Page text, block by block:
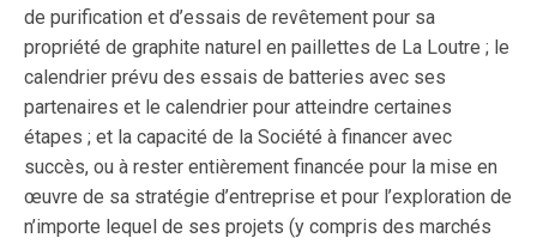
de purification et d’essais de revêtement pour sa
propriété de graphite naturel en paillettes de La Loutre ; le
calendrier prévu des essais de batteries avec ses
partenaires et le calendrier pour atteindre certaines
étapes ; et la capacité de la Société à financer avec
succès, ou à rester entièrement financée pour la mise en
œuvre de sa stratégie d’entreprise et pour l’exploration de
n’importe lequel de ses projets (y compris des marchés